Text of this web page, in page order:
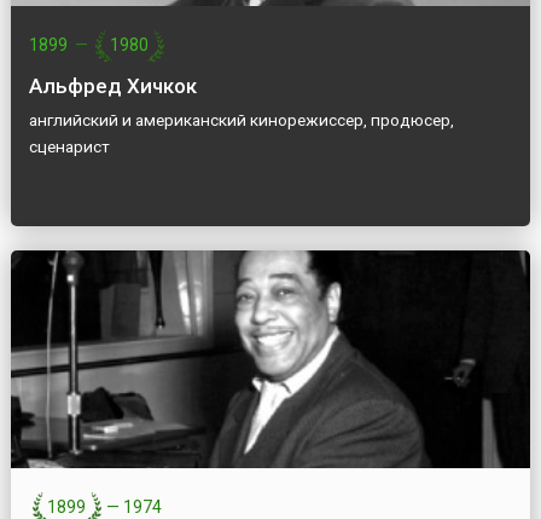
1899 — 1980
Альфред Хичкок
английский и американский кинорежиссер, продюсер,
сценарист
1899 — 1974